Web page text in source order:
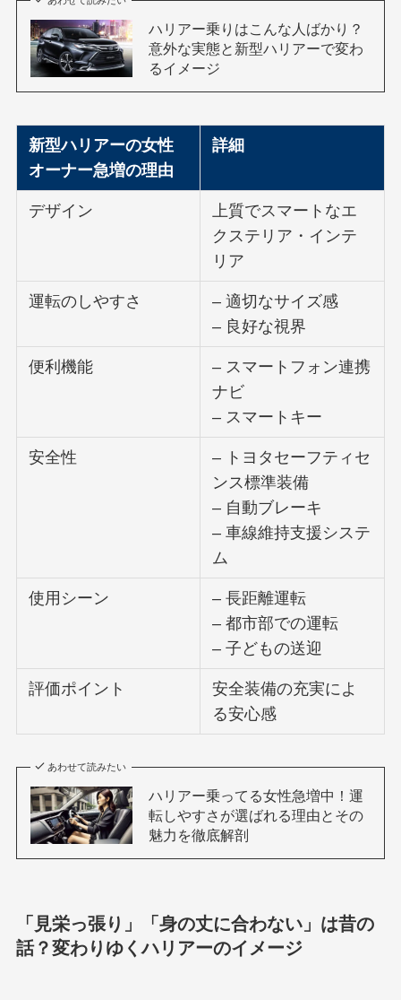
ハリアー乗りはこんな人ばかり？
意外な実態と新型ハリアーで変わ
るイメージ
新型ハリアーの女性
オーナー急増の理由
詳細
デザイン
上質でスマートなエ
クステリア・インテ
リア
運転のしやすさ
– 適切なサイズ感
– 良好な視界
便利機能
– スマートフォン連携
ナビ
– スマートキー
安全性
– トヨタセーフティセ
ンス標準装備
– 自動ブレーキ
– 車線維持支援システ
ム
使用シーン
– 長距離運転
– 都市部での運転
– 子どもの送迎
評価ポイント
安全装備の充実によ
る安心感
あわせて読みたい
ハリアー乗ってる女性急増中！運
転しやすさが選ばれる理由とその
魅力を徹底解剖
「見栄っ張り」「身の丈に合わない」は昔の
話？変わりゆくハリアーのイメージ